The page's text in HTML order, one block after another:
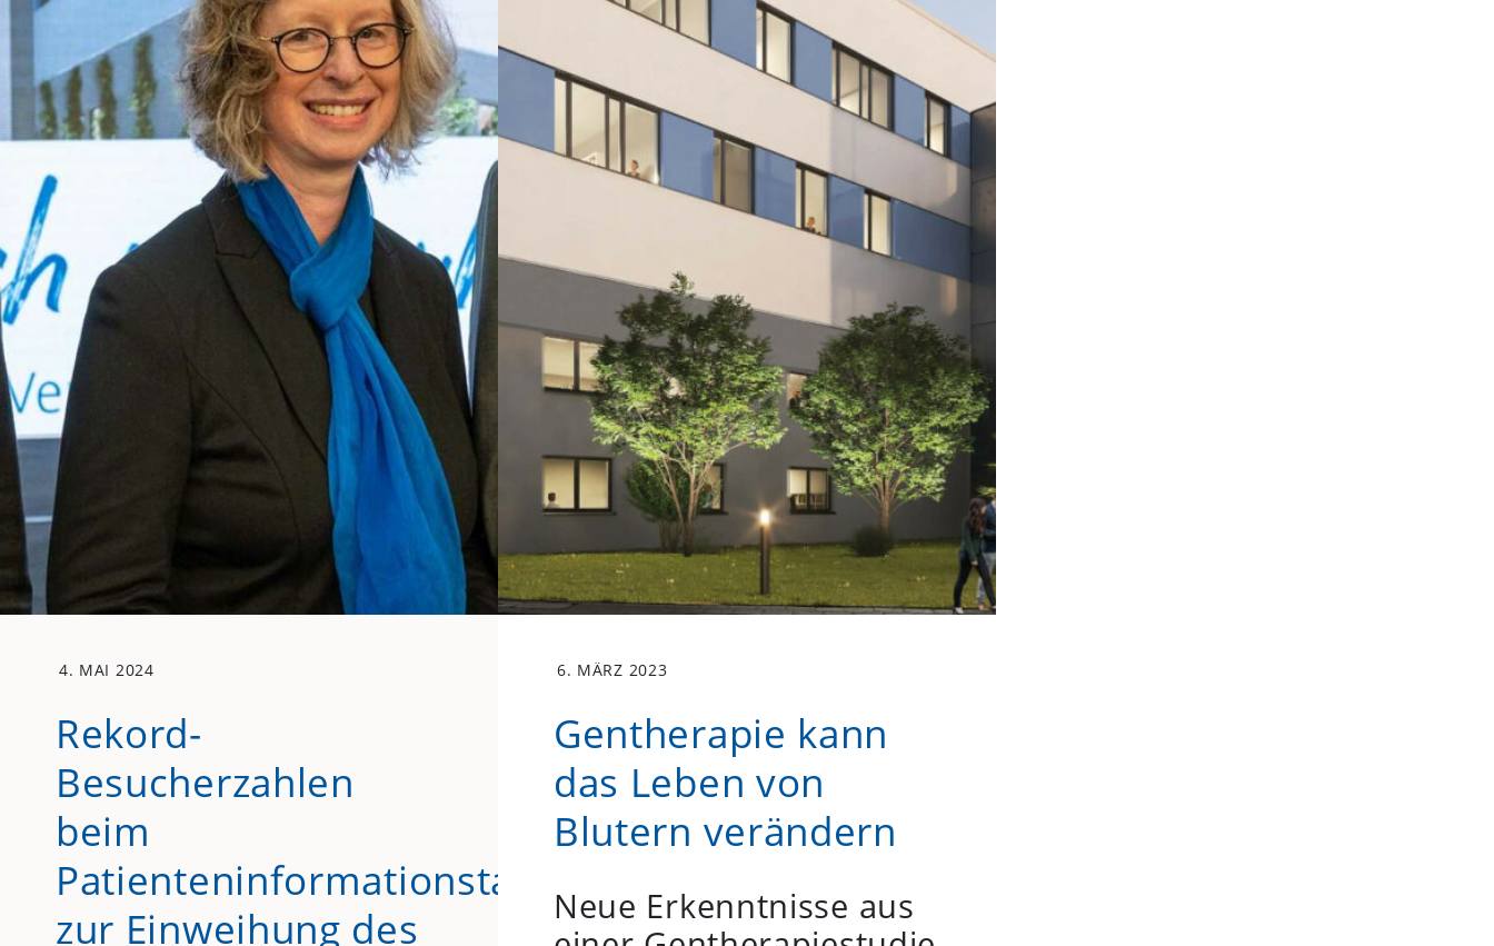
4. MAI 2024
Rekord-
Besucherzahlen
beim
Patienteninformationstag
zur Einweihung des
6. MÄRZ 2023
Gentherapie kann
das Leben von
Blutern verändern
Neue Erkenntnisse aus